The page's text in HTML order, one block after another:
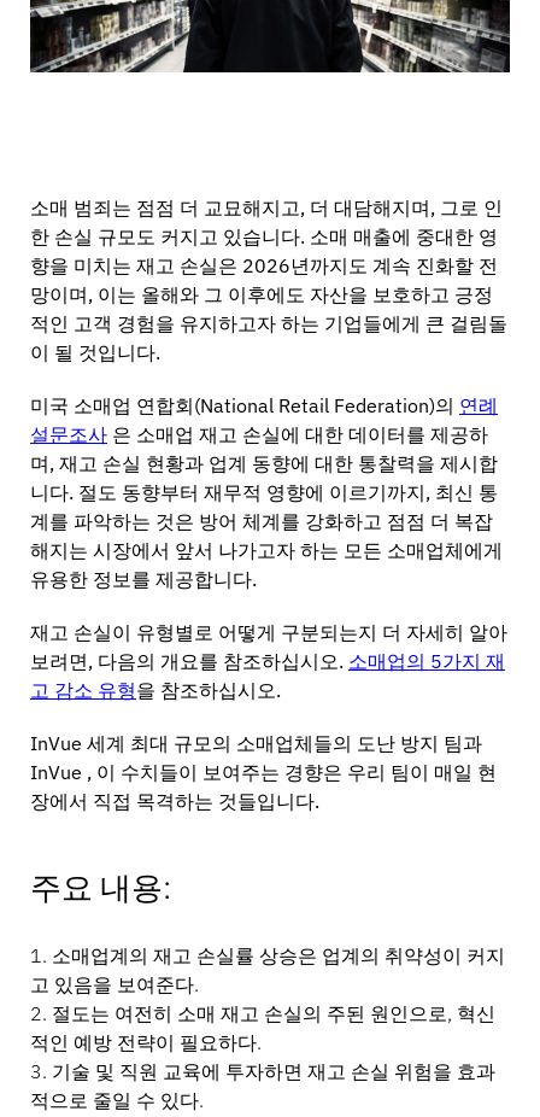
스포츠 용품
전문 소매점
스포츠 & 엔터테인먼트
호텔 및 레스토랑
픽스처 제작사
은행업
교육
매달린 상품 보안
센서 태그 및 분리 장치
판매 시점
태블릿 스탠드
문의하기
기술 사양
카탈로그
뉴스
소매 범죄는 점점 더 교묘해지고, 더 대담해지며, 그로 인
한 손실 규모도 커지고 있습니다. 소매 매출에 중대한 영
향을 미치는 재고 손실은 2026년까지도 계속 진화할 전
망이며, 이는 올해와 그 이후에도 자산을 보호하고 긍정
적인 고객 경험을 유지하고자 하는 기업들에게 큰 걸림돌
이 될 것입니다.
미국 소매업 연합회(National Retail Federation)의 연례
설문조사 은 소매업 재고 손실에 대한 데이터를 제공하
며, 재고 손실 현황과 업계 동향에 대한 통찰력을 제시합
니다. 절도 동향부터 재무적 영향에 이르기까지, 최신 통
계를 파악하는 것은 방어 체계를 강화하고 점점 더 복잡
해지는 시장에서 앞서 나가고자 하는 모든 소매업체에게
유용한 정보를 제공합니다.
재고 손실이 유형별로 어떻게 구분되는지 더 자세히 알아
보려면, 다음의 개요를 참조하십시오. 소매업의 5가지 재
고 감소 유형을 참조하십시오.
InVue 세계 최대 규모의 소매업체들의 도난 방지 팀과
InVue , 이 수치들이 보여주는 경향은 우리 팀이 매일 현
장에서 직접 목격하는 것들입니다.
주요 내용:
1. 소매업계의 재고 손실률 상승은 업계의 취약성이 커지
고 있음을 보여준다.
2. 절도는 여전히 소매 재고 손실의 주된 원인으로, 혁신
적인 예방 전략이 필요하다.
3. 기술 및 직원 교육에 투자하면 재고 손실 위험을 효과
적으로 줄일 수 있다.